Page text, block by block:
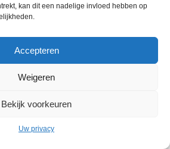
kan dit een nadelige invloed hebben op
Accepteren
Weigeren
Bekijk voorkeuren
Uw privacy
Tuin KvK Gouda 29029262 - BTW nr
Hosting: